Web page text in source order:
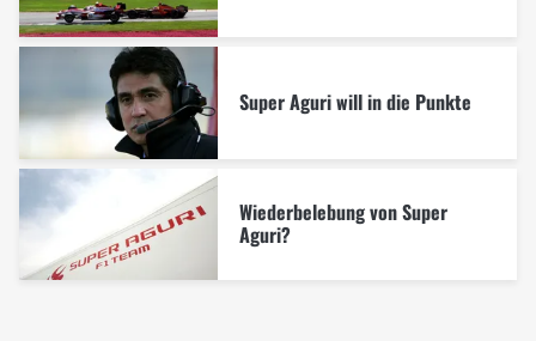
Super Aguri will in die Punkte
Wiederbelebung von Super
Aguri?